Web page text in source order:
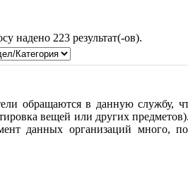
надено 223 результат(-ов).
обращаются в данную службу,
вещей или других
данных организаций много,